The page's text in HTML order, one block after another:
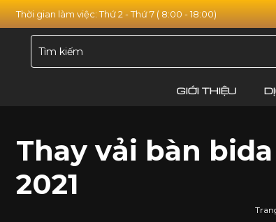
Thời gian làm việc: Thứ 2 - Thứ 7 ( 8:00 - 18:00)
GIỚI THIỆU
Thay vải bàn bida
2021